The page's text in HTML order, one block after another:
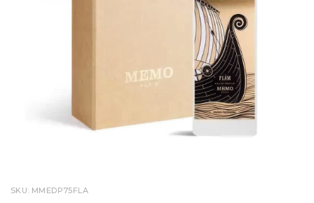
SKU: MMEDP75FLA